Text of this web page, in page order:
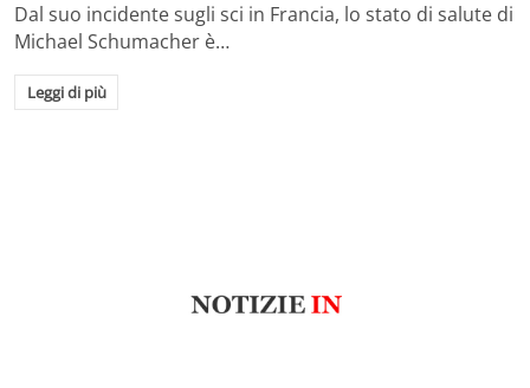
Dal suo incidente sugli sci in Francia, lo stato di salute di
Michael Schumacher è…
Leggi di più